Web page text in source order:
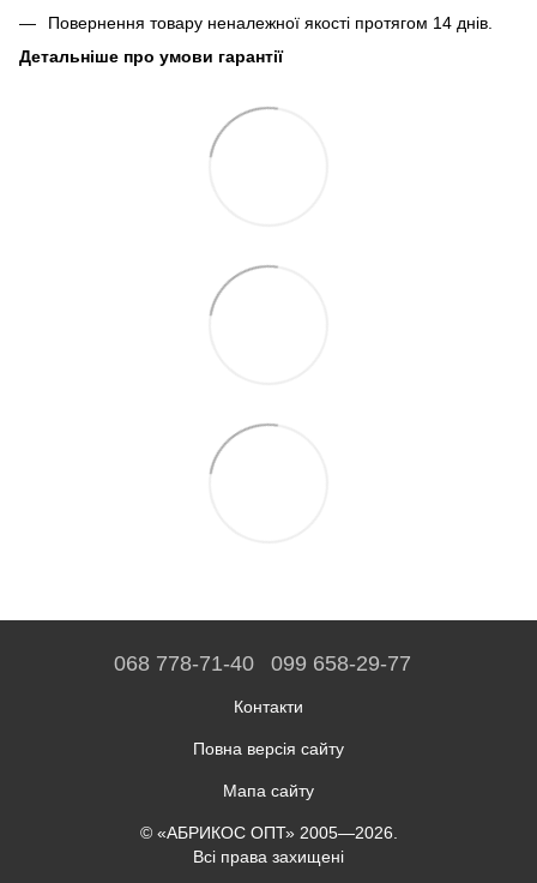
Повернення товару неналежної якості протягом 14 днів.
Детальніше про умови гарантії
068 778-71-40 099 658-29-77
Контакти
Повна версія сайту
Мапа сайту
© «АБРИКОС ОПТ» 2005—2026.
Всі права захищені